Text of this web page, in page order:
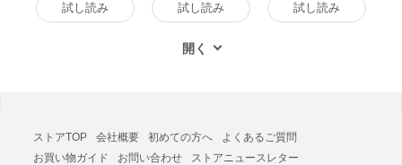
試し読み 試し読み 試し読み
ストアTOP 会社概要 初めての方へ
よくあるご質問
お買い物ガイド
お問い合わせ
ストアニュースレター